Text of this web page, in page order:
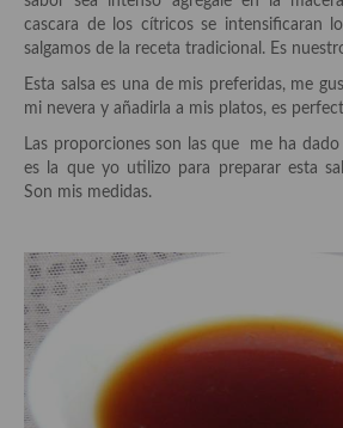
aditivos
Especias, mezclas de especias
Hierbas aromáticas
Aceites
Mojos y pastas
Sales y polvos
Salsas y mojos
Adobos
Aperitivos
cascara de los cítricos se intensificaran
salgamos de la receta tradicional. Es
Esta salsa es una de mis preferidas, me
mi nevera y añadirla a mis platos, es
Las proporciones son las que me ha
es la que yo utilizo para preparar esta
Son mis medidas.